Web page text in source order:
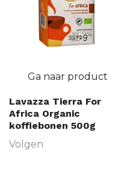
Ga naar product
Lavazza Tierra For
Africa Organic
koffiebonen 500g
Volgen